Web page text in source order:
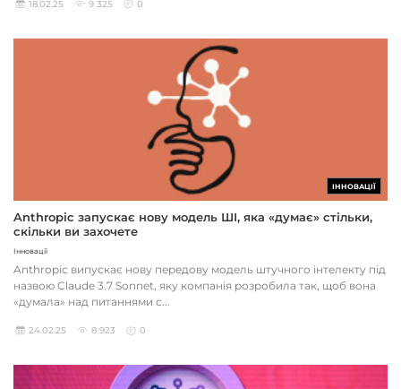
18.02.25 9 325 0
ІННОВАЦІЇ
Anthropic запускає нову модель ШІ, яка «думає» стільки,
скільки ви захочете
Інновації
Anthropic випускає нову передову модель штучного інтелекту під
назвою Claude 3.7 Sonnet, яку компанія розробила так, щоб вона
«думала» над питаннями с...
24.02.25 8 923 0